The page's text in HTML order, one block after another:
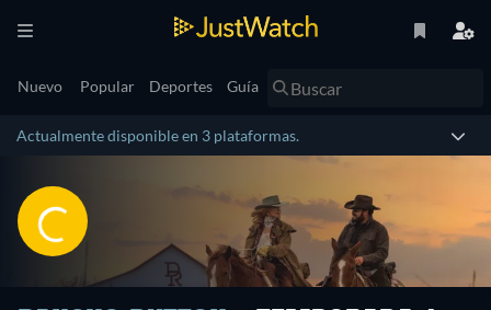
Nuevo Popular Deportes Guía
Actualmente disponible en 3 plataformas.